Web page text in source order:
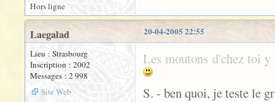
Hors ligne
20-04-2005 22:55
Laegalad
Lieu : Strasbourg
Inscription : 2002
Messages : 2 998
Site Web
Les moutons d'chez toi
S. - ben quoi, je teste le